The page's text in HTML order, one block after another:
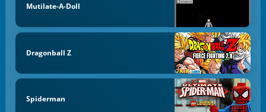
Mutilate-A-Doll
Dragonball Z
Spiderman